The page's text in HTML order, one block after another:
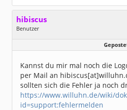
hibiscus
Benutzer
Homepage:
willuhn.de/
Dabei seit:
03 / 2005
Kannst du mir mal noch die
per Mail an
sollten sich die Fehler ja noch
https://www.willuhn.de/wiki/
id=support:fehlermelden